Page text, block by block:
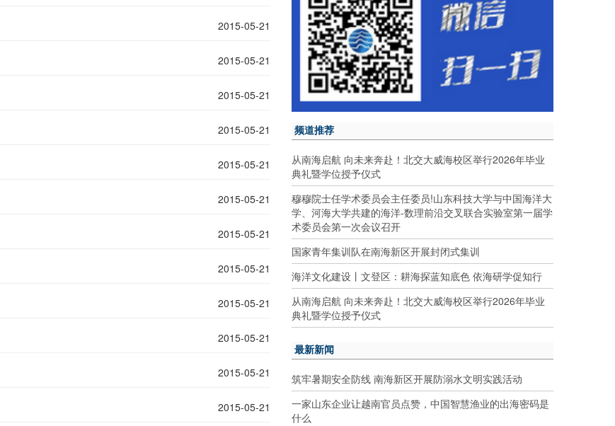
2015-05-21
2015-05-21
2015-05-21
2015-05-21
2015-05-21
2015-05-21
2015-05-21
2015-05-21
2015-05-21
2015-05-21
2015-05-21
2015-05-21
频道推荐
从南海启航 向未来奔赴！北交大威海校区举行2026年毕业
典礼暨学位授予仪式
穆穆院士任学术委员会主任委员!山东科技大学与中国海洋大
学、河海大学共建的海洋-数理前沿交叉联合实验室第一届学
术委员会第一次会议召开
国家青年集训队在南海新区开展封闭式集训
海洋文化建设丨文登区：耕海探蓝知底色 依海研学促知行
从南海启航 向未来奔赴！北交大威海校区举行2026年毕业
典礼暨学位授予仪式
最新新闻
筑牢暑期安全防线 南海新区开展防溺水文明实践活动
一家山东企业让越南官员点赞，中国智慧渔业的出海密码是
什么